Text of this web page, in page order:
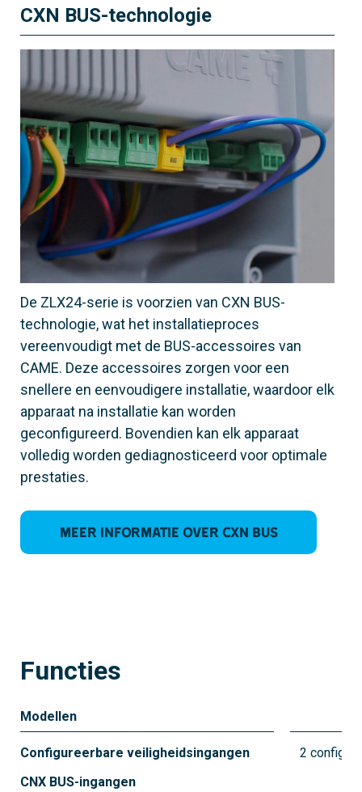
CXN BUS-technologie
De ZLX24-serie is voorzien van CXN BUS-
technologie, wat het installatieproces
vereenvoudigt met de BUS-accessoires van
CAME. Deze accessoires zorgen voor een
snellere en eenvoudigere installatie, waardoor elk
apparaat na installatie kan worden
geconfigureerd. Bovendien kan elk apparaat
volledig worden gediagnosticeerd voor optimale
prestaties.
Meer informatie over CXN BUS
Functies
Modellen
Configureerbare veiligheidsingangen
CNX BUS-ingangen
2